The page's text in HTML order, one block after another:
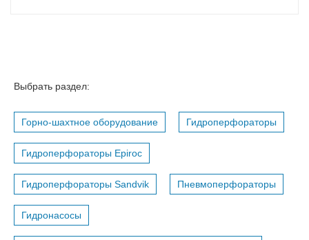
Выбрать раздел:
Горно-шахтное оборудование Гидроперфораторы
Гидроперфораторы Epiroc
Гидроперфораторы Sandvik Пневмоперфораторы
Гидронасосы